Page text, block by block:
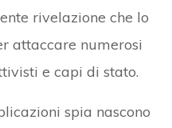
rivelazione che lo
attaccare numerosi
e capi di stato.
spia nascono